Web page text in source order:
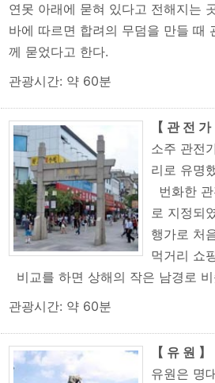
연못 아래에 묻혀 있다고 전해지는
바에 따르면 합려의 무덤을 만들 때
께 묻었다고 한다.
관광시간: 약 60분
【 관 전 가
소주 관전
리로 유명
번화한
로 지정되
행가로 처
먹거리 쇼
비교를 하면 상해의 작은 남경로
관광시간: 약 60분
【 유 원 】
유원은 명